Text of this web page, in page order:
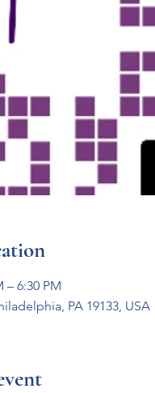
– 6:30 PM
PA 19133, USA